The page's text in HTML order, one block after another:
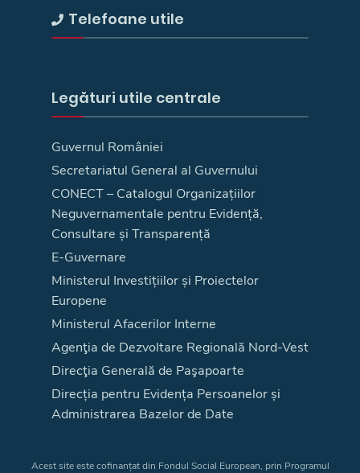
Telefoane utile
Legături utile centrale
Guvernul României
Secretariatul General al Guvernului
CONECT – Catalogul Organizațiilor
Neguvernamentale pentru Evidență,
Consultare și Transparență
E-Guvernare
Ministerul Investițiilor și Proiectelor
Europene
Ministerul Afacerilor Interne
Agenţia de Dezvoltare Regională Nord-Vest
Direcţia Generală de Paşapoarte
Direcția pentru Evidența Persoanelor și
Administrarea Bazelor de Date
Acest site este cofinanțat din Fondul Social European, prin Programul